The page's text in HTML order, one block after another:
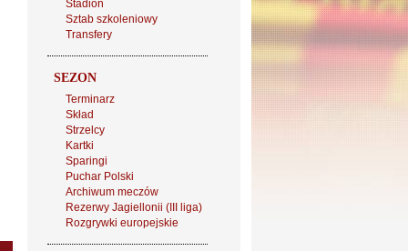
Stadion
Sztab szkoleniowy
Transfery
SEZON
Terminarz
Skład
Strzelcy
Kartki
Sparingi
Puchar Polski
Archiwum meczów
Rezerwy Jagiellonii (III liga)
Rozgrywki europejskie